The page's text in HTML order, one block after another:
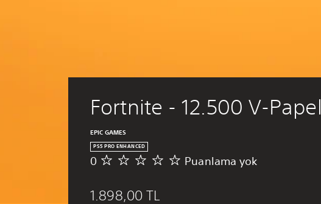
Fortnite - 12.500 V-Papel
EPIC GAMES
PS5 PRO ENHANCED
P
n
0 Puanlama yok
1.898,00 TL